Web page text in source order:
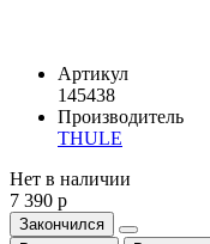
Артикул
145438
Производитель
THULE
Нет в наличии
7 390 р
Закончился